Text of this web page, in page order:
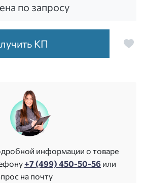
по запросу
КП
информации о товаре
+7 (499) 450-50-56 или
на почту